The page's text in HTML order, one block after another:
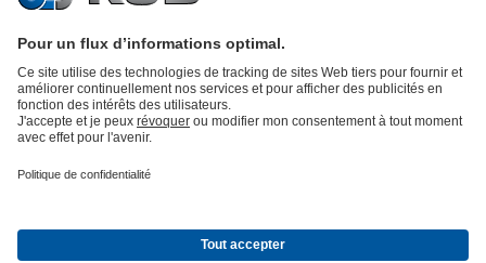
service : service premium pour les pompes et les robinets